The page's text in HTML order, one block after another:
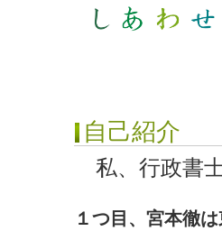
自己紹介
私、行政書
１つ目、宮本徹